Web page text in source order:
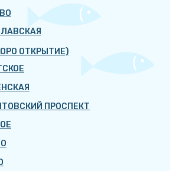
ОТКРЫТИЕ)
ПРОСПЕКТ